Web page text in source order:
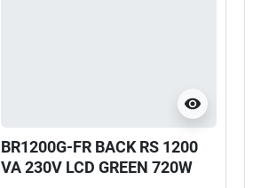
visibility
BR1200G-FR BACK RS 1200
VA 230V LCD GREEN 720W